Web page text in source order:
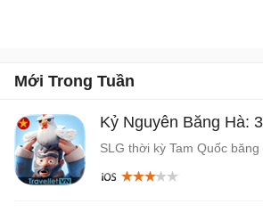
Mới Trong Tuần
Kỷ Nguyên Băng Hà:
SLG thời kỳ Tam Quốc băng